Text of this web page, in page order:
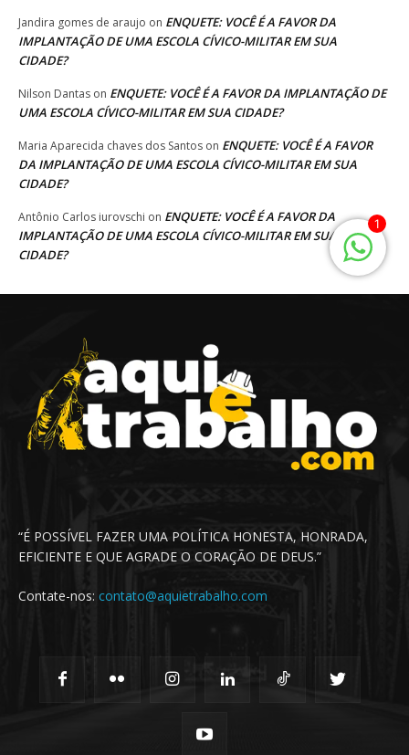
“É POSSÍVEL FAZER UMA POLÍTICA HONESTA, HONRADA,
EFICIENTE E QUE AGRADE O CORAÇÃO DE DEUS.”
Contate-nos: contato@aquietrabalho.com